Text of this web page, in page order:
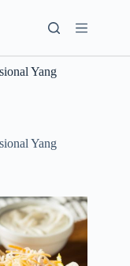
Yang
Yang